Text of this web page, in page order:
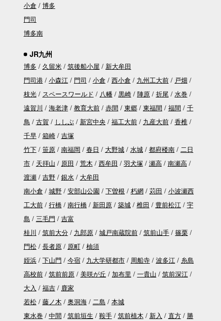
小倉
博多
門司
博多南
JR九州
博多 久留米 筑後船小屋
新大牟田
門司港
小森江 門司 小倉 西小倉 九州工大前
戸畑
枝光
スペースワールド 八幡 黒崎 陣原 折尾
水巻
遠賀川
海老津 教育大前 赤間 東郷 東福間 福間
千
鳥
古賀 ししぶ 新宮中央 福工大前 九産大前
香椎
千早
箱崎
吉塚
竹下
笹原 南福岡 春日 大野城 水城 都府楼南
二日
市
天拝山 原田 荒木 西牟田 羽犬塚 瀬高
南瀬高
渡瀬
吉野 銀水
大牟田
南小倉
城野 安部山公園 下曽根 朽網 苅田
小波瀬西
工大前
行橋 南行橋 新田原 築城 椎田 豊前松江
宇
島
三毛門
吉富
桂川
筑前大分 九郎原 城戸南蔵院前 筑前山手
篠栗
門松
長者原 原町
柚須
姪浜
下山門 今宿 九大学研都市 周船寺 波多江
糸島
高校前
筑前前原 美咲が丘 加布里 一貴山
筑前深江
大入
福吉
鹿家
若松
藤ノ木 奥洞海 二島
本城
東水巻
中間 筑前垣生 鞍手 筑前植木 新入 直方
勝